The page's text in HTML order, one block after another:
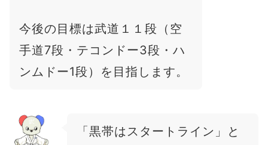
今後の目標は武道１１段（空
手道7段・テコンドー3段・ハ
ンムドー1段）を目指します。
「黒帯はスタートライン」と